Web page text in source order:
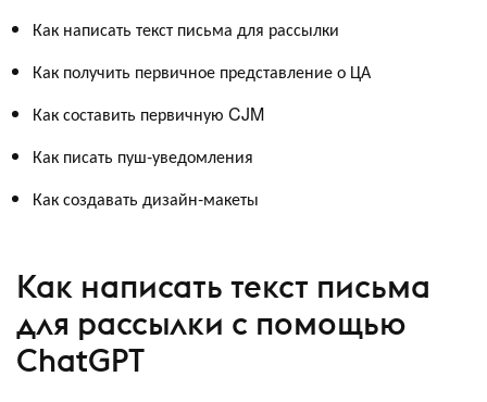
Как написать текст письма для рассылки
Как получить первичное представление о ЦА
Как составить первичную CJM
Как писать пуш-уведомления
Как создавать дизайн-макеты
Как написать текст письма
для рассылки с помощью
ChatGPT